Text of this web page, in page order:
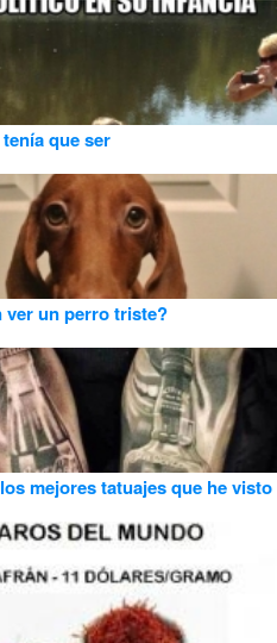
que ser
ver un perro triste?
mejores tatuajes que he visto